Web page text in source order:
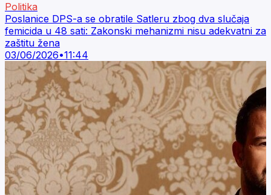
Politika
Poslanice DPS-a se obratile Satleru zbog dva slučaja
femicida u 48 sati: Zakonski mehanizmi nisu adekvatni za
zaštitu žena
03/06/2026•11:44